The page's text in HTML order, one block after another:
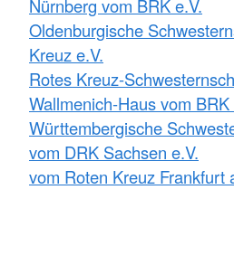
Nürnberg vom BRK e.V.
Oldenburgische
Kreuz e.V.
Rotes Kreuz-
Wallmenich-Haus vom BRK
Württembergische
vom DRK Sachsen e.V.
vom Roten Kreuz Frankfurt